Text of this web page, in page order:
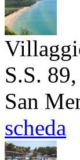
S.S.
San
scheda